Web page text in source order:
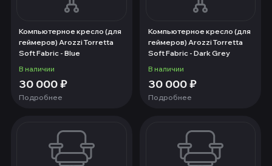
Компьютерное кресло (для
геймеров) Arozzi Torretta
Soft Fabric - Blue
В наличии
30 000₽
Подробнее
Компьютерное кресло (для
геймеров) Arozzi Torretta
Soft Fabric - Dark Grey
В наличии
30 000₽
Подробнее